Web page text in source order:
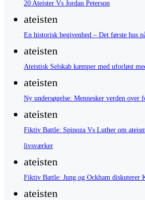
20 Ateister Vs Jordan Peterson
ateisten
En historisk begivenhed – Det første hus
ateisten
Ateistisk Selskab kæmper med uforløst
ateisten
Ny undersøgelse: Mennesker verden over
ateisten
Fiktiv Battle: Spinoza Vs Luther om
livsværker
ateisten
Fiktiv Battle: Jung og Ockham diskuterer
ateisten